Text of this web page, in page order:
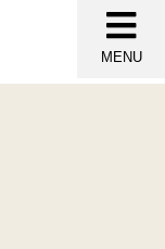
MENU